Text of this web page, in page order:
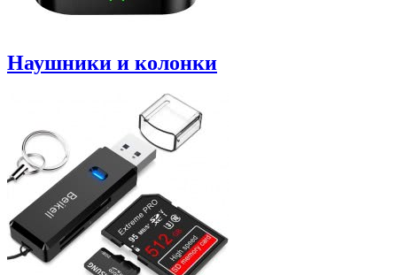
Наушники и колонки